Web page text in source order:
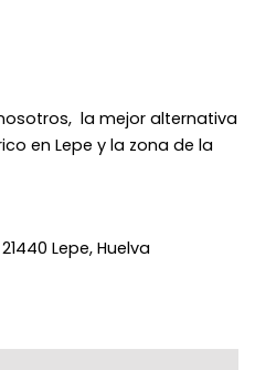
la mejor alternativa
en Lepe y la zona de la
Lepe, Huelva